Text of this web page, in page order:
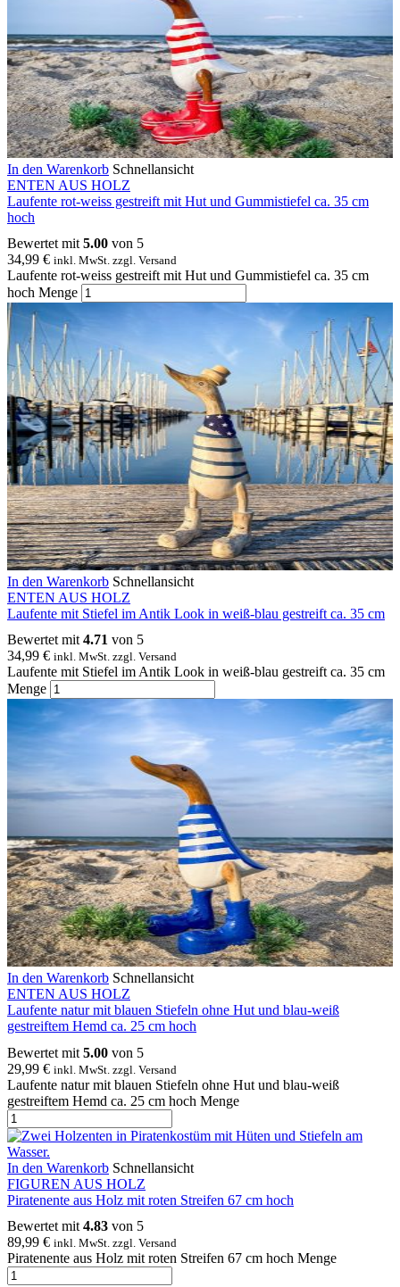
In den Warenkorb Schnellansicht
ENTEN AUS HOLZ
Laufente rot-weiss gestreift mit Hut und Gummistiefel ca. 35 cm
hoch
Bewertet mit 5.00 von 5
34,99 € inkl. MwSt. zzgl. Versand
Laufente rot-weiss gestreift mit Hut und Gummistiefel ca. 35 cm
hoch Menge
In den Warenkorb Schnellansicht
ENTEN AUS HOLZ
Laufente mit Stiefel im Antik Look in weiß-blau gestreift ca. 35 cm
Bewertet mit4.71 von 5
34,99 € inkl. MwSt. zzgl. Versand
Laufente mit Stiefel im Antik Look in weiß-blau gestreift ca. 35 cm
Menge
In den Warenkorb Schnellansicht
ENTEN AUS HOLZ
Laufente natur mit blauen Stiefeln ohne Hut und blau-weiß
gestreiftem Hemd ca. 25 cm hoch
Bewertet mit 5.00 von 5
29,99 € inkl. MwSt. zzgl. Versand
Laufente natur mit blauen Stiefeln ohne Hut und blau-weiß
gestreiftem Hemd ca. 25 cm hoch Menge
In den Warenkorb Schnellansicht
FIGUREN AUS HOLZ
Piratenente aus Holz mit roten Streifen 67 cm hoch
Bewertet mit 4.83 von 5
89,99 € inkl. MwSt. zzgl. Versand
Piratenente aus Holz mit roten Streifen 67 cm hoch Menge